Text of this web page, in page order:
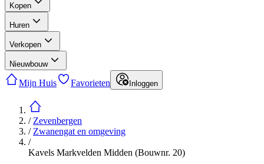
Kopen
Huren
Verkopen
Nieuwbouw
Mijn Huis Favorieten Inloggen
/ Zevenbergen
/ Zwanengat en omgeving
/
Kavels Markvelden Midden (Bouwnr. 20)